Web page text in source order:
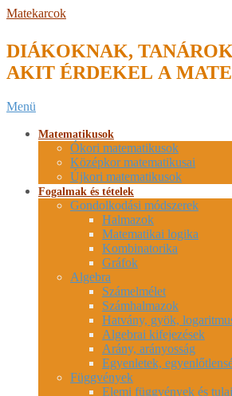
Skip
content
Matekarcok
DIÁKOKNAK,
AKIT ÉRDEKEL A
Secondary
Menu
Menü
Matematikusok
Ókori matematikusok
Középkor matematikusai
Újkori matematikusok
Fogalmak és tételek
Gondolkodási módszerek
Halmazok
Matematikai logika
Kombinatorika
Gráfok
Algebra
Számelmélet
Számhalmazok
Hatvány, gyök,
Algebrai kifejezések
Arány, arányosság
Egyenletek,
Függvények
Elemi függvények és